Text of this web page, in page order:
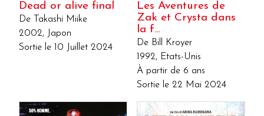
Dead or alive final
De Takashi Miike
2002, Japon
Sortie le 10 Juillet 2024
Les Aventures de
Zak et Crysta dans
la f...
De Bill Kroyer
1992, Etats-Unis
À partir de 6 ans
Sortie le 22 Mai 2024